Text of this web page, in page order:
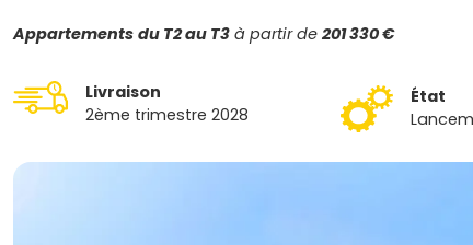
Appartements du T2 au T3 à partir de 201 330 €
Livraison
2ème trimestre 2028
État